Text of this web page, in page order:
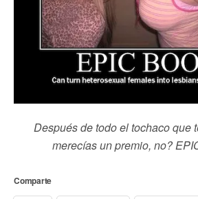
Después de todo el tochaco que
merecías un premio, no?
Comparte